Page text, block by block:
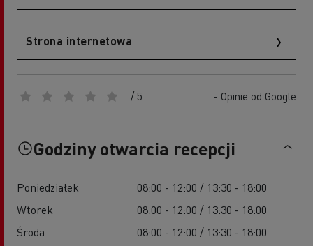
Strona internetowa
/ 5 - Opinie od Google
Godziny otwarcia recepcji
Poniedziałek
08:00 - 12:00 / 13:30 - 18:00
Wtorek
08:00 - 12:00 / 13:30 - 18:00
Środa
08:00 - 12:00 / 13:30 - 18:00